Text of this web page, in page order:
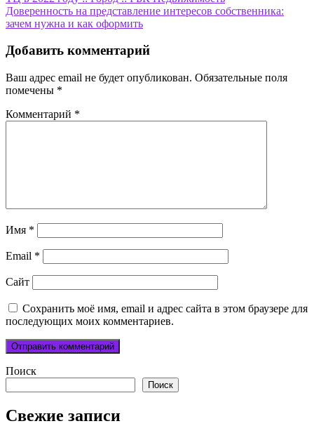
по
записям
Доверенность на представление интересов собственника:
зачем нужна и как оформить
Добавить комментарий
Ваш адрес email не будет опубликован. Обязательные поля
помечены *
Комментарий *
Имя *
Email *
Сайт
Сохранить моё имя, email и адрес сайта в этом браузере для
последующих моих комментариев.
Поиск
Поиск
Свежие записи